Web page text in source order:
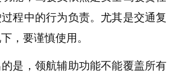
程中的行为负责。尤其是交通复
，要谨慎使用。
是，领航辅助功能不能覆盖所有